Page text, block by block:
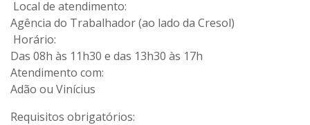
Local de atendimento:
Agência do Trabalhador (ao lado da Cresol)
Horário:
Das 08h às 11h30 e das 13h30 às 17h
Atendimento com:
Adão ou Vinícius
Requisitos obrigatórios: